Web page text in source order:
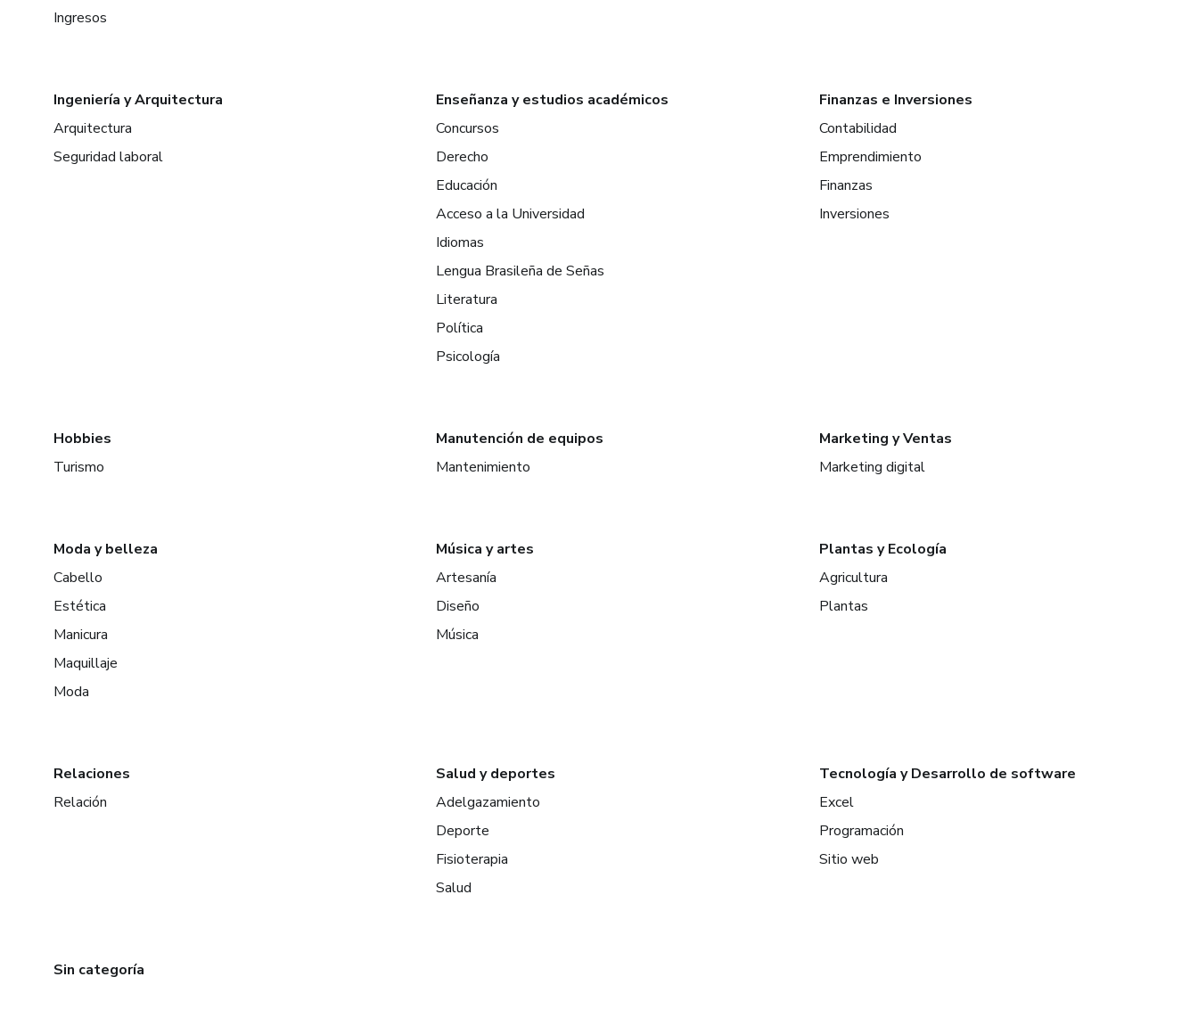
Ingresos
Ingeniería y Arquitectura
Arquitectura
Seguridad laboral
Enseñanza y estudios académicos
Concursos
Derecho
Educación
Acceso a la Universidad
Idiomas
Lengua Brasileña de Señas
Literatura
Política
Psicología
Finanzas e Inversiones
Contabilidad
Emprendimiento
Finanzas
Inversiones
Hobbies
Turismo
Manutención de equipos
Mantenimiento
Marketing y Ventas
Marketing digital
Moda y belleza
Cabello
Estética
Manicura
Maquillaje
Moda
Música y artes
Artesanía
Diseño
Música
Plantas y Ecología
Agricultura
Plantas
Relaciones
Relación
Salud y deportes
Adelgazamiento
Deporte
Fisioterapia
Salud
Tecnología y Desarrollo de software
Excel
Programación
Sitio web
Sin categoría